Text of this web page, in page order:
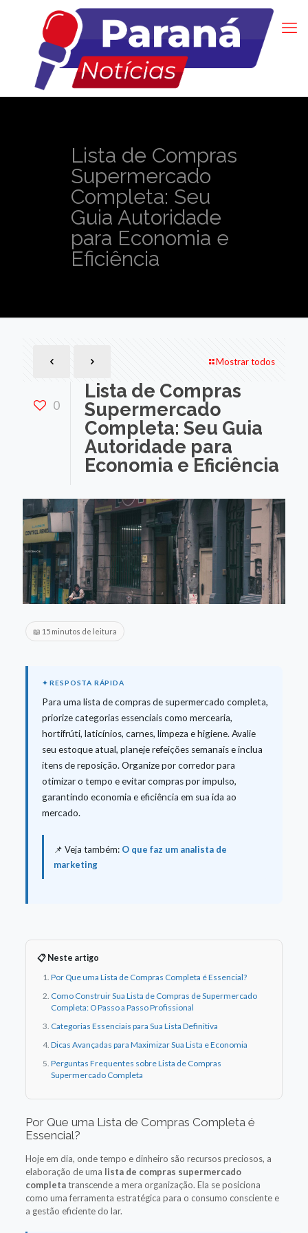
Lista de Compras
Supermercado
Completa: Seu
Guia Autoridade
para Economia e
Eficiência
Mostrar todos
0
Lista de Compras
Supermercado
Completa: Seu Guia
Autoridade para
Economia e Eficiência
📖 15 minutos de leitura
Para uma lista de compras de supermercado completa,
priorize categorias essenciais como mercearia,
hortifrúti, laticínios, carnes, limpeza e higiene. Avalie
seu estoque atual, planeje refeições semanais e inclua
itens de reposição. Organize por corredor para
otimizar o tempo e evitar compras por impulso,
garantindo economia e eficiência em sua ida ao
mercado.
📌 Veja também: O que faz um analista de
marketing
📋 Neste artigo
Por Que uma Lista de Compras Completa é Essencial?
Como Construir Sua Lista de Compras de Supermercado
Completa: O Passo a Passo Profissional
Categorias Essenciais para Sua Lista Definitiva
Dicas Avançadas para Maximizar Sua Lista e Economia
Perguntas Frequentes sobre Lista de Compras
Supermercado Completa
Por Que uma Lista de Compras Completa é
Essencial?
Hoje em dia, onde tempo e dinheiro são recursos preciosos, a
elaboração de uma lista de compras supermercado
completatranscende a mera organização. Ela se posiciona
como uma ferramenta estratégica para o consumo consciente e
a gestão eficiente do lar.